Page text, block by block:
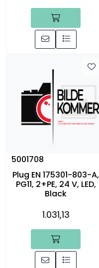
5001708
Plug EN 175301-803-A,
PG11, 2+PE, 24 V, LED,
Black
1.031,13